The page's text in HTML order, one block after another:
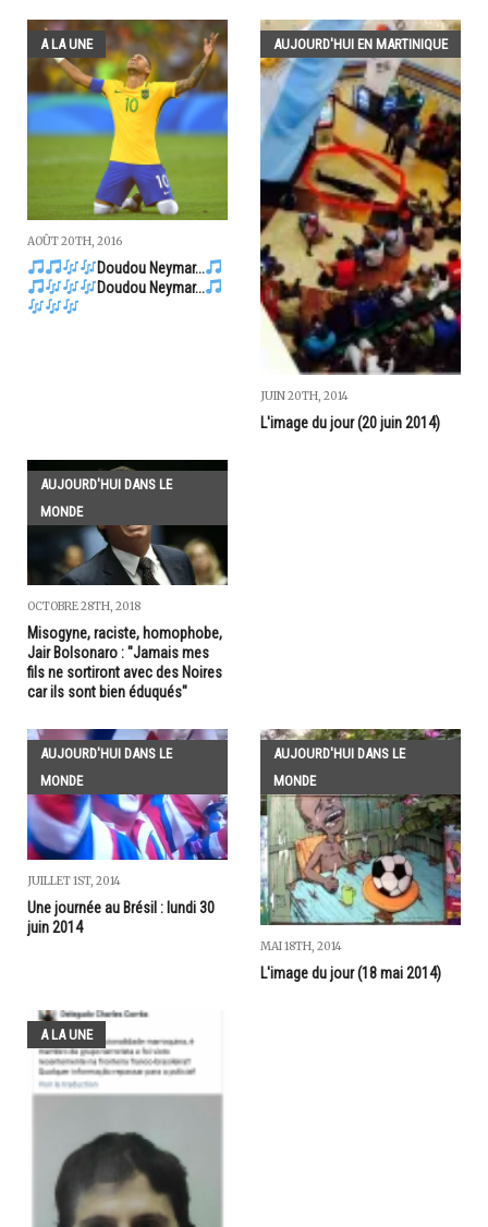
A LA UNE
AOÛT 20TH, 2016
Doudou Neymar...
Doudou Neymar...
AUJOURD'HUI EN MARTINIQUE
JUIN 20TH, 2014
L'image du jour (20 juin 2014)
AUJOURD'HUI DANS LE
MONDE
OCTOBRE 28TH, 2018
Misogyne, raciste, homophobe,
Jair Bolsonaro : "Jamais mes
fils ne sortiront avec des Noires
car ils sont bien éduqués"
AUJOURD'HUI DANS LE
MONDE
JUILLET 1ST, 2014
Une journée au Brésil : lundi 30
juin 2014
AUJOURD'HUI DANS LE
MONDE
MAI 18TH, 2014
L'image du jour (18 mai 2014)
A LA UNE